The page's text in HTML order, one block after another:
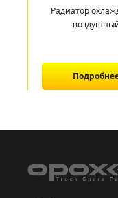
Радиатор